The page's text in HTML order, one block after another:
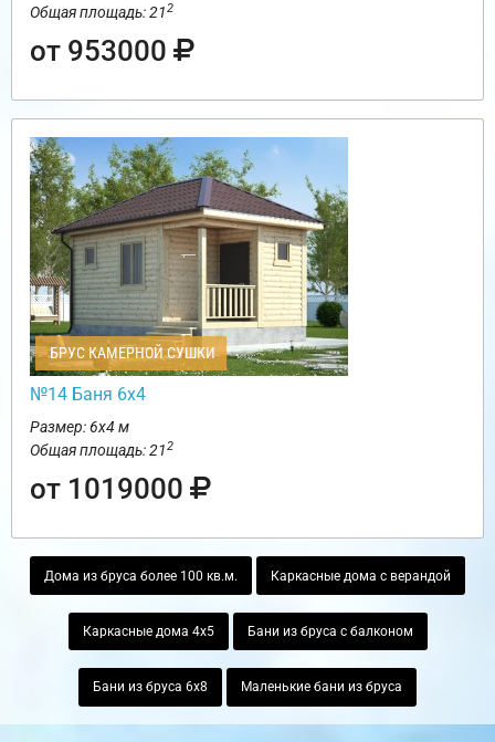
Общая площадь: 212
от 953000
БРУС КАМЕРНОЙ СУШКИ
№14 Баня 6х4
Размер: 6х4 м
Общая площадь: 212
от 1019000
Дома из бруса более 100 кв.м. Каркасные дома с верандой
Каркасные дома 4х5 Бани из бруса с балконом
Бани из бруса 6х8 Маленькие бани из бруса